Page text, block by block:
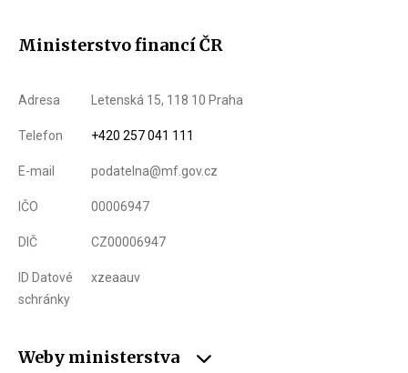
Ministerstvo financí ČR
Adresa Letenská 15, 118 10 Praha
Telefon +420 257 041 111
E-mail podatelna@mf.gov.cz
IČO 00006947
DIČ CZ00006947
ID Datové
schránky
xzeaauv
Weby ministerstva